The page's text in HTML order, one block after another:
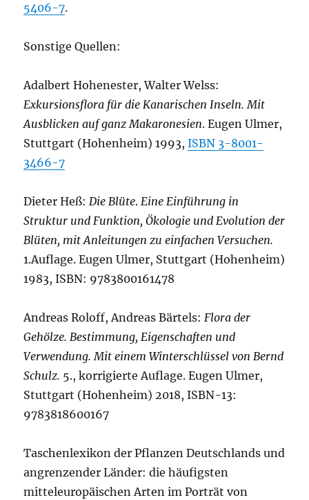
5406-7.
Sonstige Quellen:
Adalbert Hohenester, Walter Welss:
Exkursionsflora für die Kanarischen Inseln. Mit
Ausblicken auf ganz Makaronesien. Eugen Ulmer,
Stuttgart (Hohenheim) 1993,ISBN 3-8001-
3466-7
Dieter Heß:Die Blüte. Eine Einführung in
Struktur und Funktion, Ökologie und Evolution der
Blüten, mit Anleitungen zu einfachen Versuchen.
1.Auflage. Eugen Ulmer, Stuttgart (Hohenheim)
1983, ISBN: 9783800161478
Andreas Roloff, Andreas Bärtels:Flora der
Gehölze. Bestimmung, Eigenschaften und
Verwendung. Mit einem Winterschlüssel von Bernd
Schulz. 5., korrigierte Auflage. Eugen Ulmer,
Stuttgart (Hohenheim) 2018, ISBN-13:
9783818600167
Taschenlexikon der Pflanzen Deutschlands und
angrenzender Länder: die häufigsten
mitteleuropäischen Arten im Porträt von